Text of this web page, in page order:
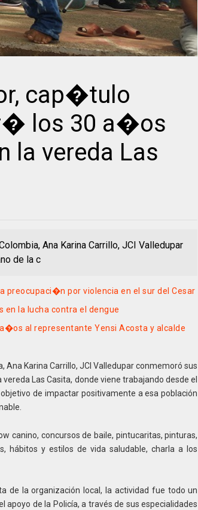
cap�tulo
los 30 a�os
la vereda Las
Ana Karina Carrillo, JCI Valledupar
de la c
preocupaci�n por violencia en el sur del Cesar
la lucha contra el dengue
al representante Yensi Acosta y alcalde
Ana Karina Carrillo, JCI Valledupar conmemoró sus
Las Casita, donde viene trabajando desde el
de impactar positivamente a esa población
canino, concursos de baile, pintucaritas, pinturas,
hábitos y estilos de vida saludable, charla a los
de la organización local, la actividad fue todo un
apoyo de la Policía, a través de sus especialidades